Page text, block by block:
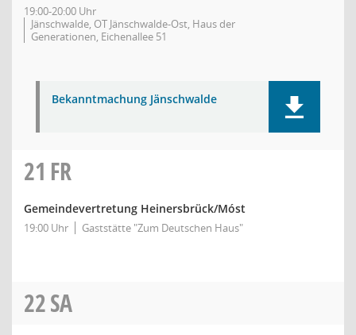
19:00-20:00 Uhr
Jänschwalde, OT Jänschwalde-Ost, Haus der
Generationen, Eichenallee 51
Bekanntmachung Jänschwalde
21 FR
Gemeindevertretung Heinersbrück/Móst
19:00 Uhr Gaststätte "Zum Deutschen Haus"
22SA